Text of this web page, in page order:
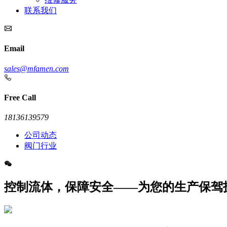
联系我们
Email
sales@mfamen.com
Free Call
18136139579
公司动态
阀门行业
控制流体，保障安全——为您的生产保驾